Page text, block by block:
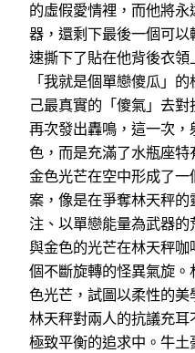
的虛假愛情裡，而他將
器，還剩下最後一個可
速撕下了貼在他背後衣領
「我就是個單戀傻瓜」
己最真實的「傻氣」去
再次發出轟鳴，這一次
色，而是充滿了水瓶座
金色光芒在空中形成了
案，像是在爭奪林天秤
注、以單戀能量為武器
與金色的光芒在林天秤
個不斷旋轉的怪異氣旋
色光芒，試圖以柔性的美
林天秤對兩人的抗議充
極致平衡的追求中。牛